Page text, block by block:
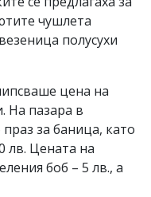
чушлета
полусухи
цена на
На пазара в
за баница, като
лв. Цената на
боб – 5 лв., а